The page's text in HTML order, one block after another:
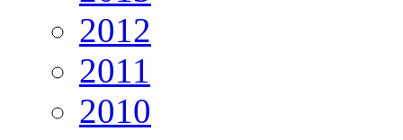
2012
2011
2010